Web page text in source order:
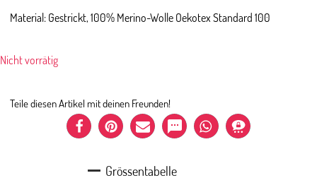
Material: Gestrickt, 100% Merino-Wolle Oekotex Standard 100
Nicht vorrätig
Teile diesen Artikel mit deinen Freunden!
Grössentabelle